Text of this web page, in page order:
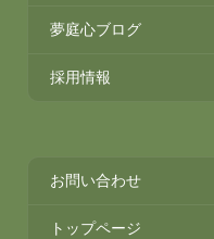
夢庭心ブログ
採用情報
お問い合わせ
トップページ